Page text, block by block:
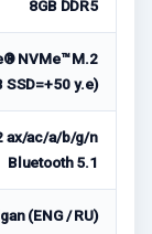
8GB DDR5
NVMe™ M.2
SSD=+50 у.е)
ax/ac/a/b/g/n
Bluetooth 5.1
(ENG / RU)